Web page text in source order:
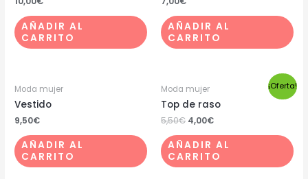
AÑADIR AL
CARRITO
AÑADIR AL
CARRITO
Moda mujer
Vestido
9,50€
AÑADIR AL
CARRITO
¡Oferta!
Moda mujer
Top de raso
5,50€ 4,00€
AÑADIR AL
CARRITO